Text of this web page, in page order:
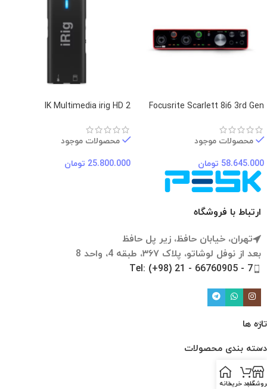
Focusrite Scarlett 8i6 3rd Gen
محصولات موجود
58.645.000 تومان
IK Multimedia irig HD 2
محصولات موجود
25.800.000 تومان
ارتباط با فروشگاه
تهران، خیابان حافظ، زیر پل حافظ
بعد از نوفل لوشاتو، پلاک ۳۶۷، طبقه 4، واحد 8
Tel: (+98) 21 - 66760905 - 7
تازه ها
دسته بندی محصولات
لینک ها
سبد خریدخانه